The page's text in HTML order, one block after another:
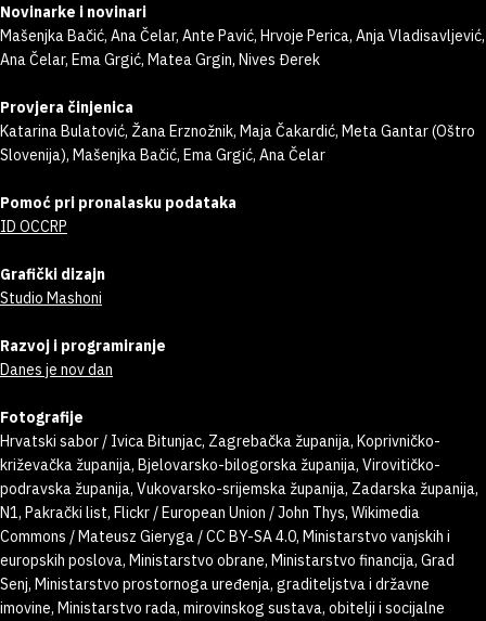
Novinarke i novinari
Mašenjka Bačić, Ana Čelar, Ante Pavić, Hrvoje Perica, Anja Vladisavljević,
Ana Čelar, Ema Grgić, Matea Grgin, Nives Đerek
Provjera činjenica
Katarina Bulatović, Žana Erznožnik, Maja Čakardić, Meta Gantar (Oštro
Slovenija), Mašenjka Bačić, Ema Grgić, Ana Čelar
Pomoć pri pronalasku podataka
ID OCCRP
Grafički dizajn
Studio Mashoni
Razvoj i programiranje
Danes je nov dan
Fotografije
Hrvatski sabor / Ivica Bitunjac, Zagrebačka županija, Koprivničko-
križevačka županija, Bjelovarsko-bilogorska županija, Virovitičko-
podravska županija, Vukovarsko-srijemska županija, Zadarska županija,
N1, Pakrački list, Flickr / European Union / John Thys, Wikimedia
Commons / Mateusz Gieryga / CC BY-SA 4.0, Ministarstvo vanjskih i
europskih poslova, Ministarstvo obrane, Ministarstvo financija, Grad
Senj, Ministarstvo prostornoga uređenja, graditeljstva i državne
imovine, Ministarstvo rada, mirovinskog sustava, obitelji i socijalne